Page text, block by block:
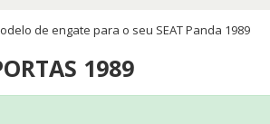
de engate para o seu SEAT Panda 1989
1989